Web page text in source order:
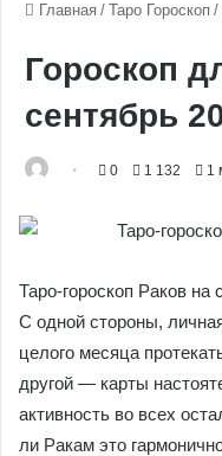
Главная / Таро Гороскоп /
Гороскоп
сентябрь
0 1 132 1
Таро-гороскоп Раков на
С одной стороны,
целого месяца
другой — карты
активность во всех
ли Ракам это